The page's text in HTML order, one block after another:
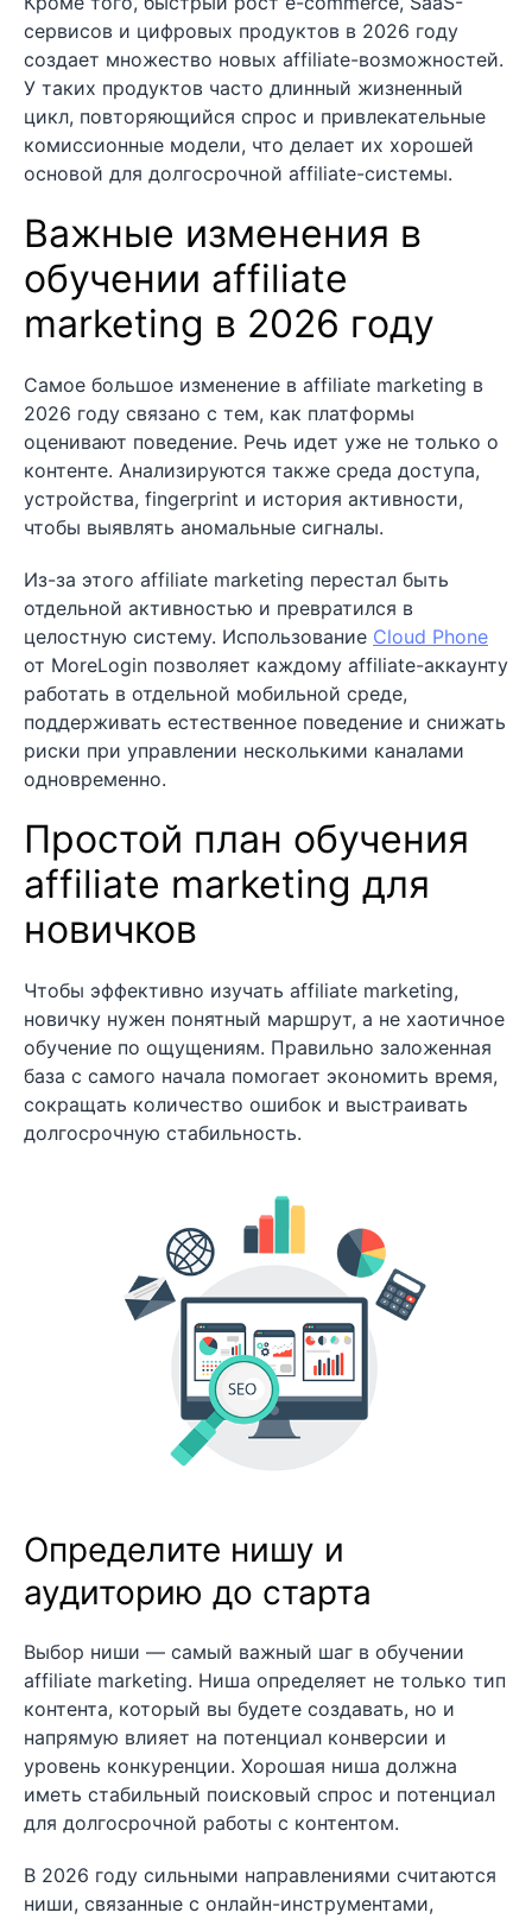
сервисов и цифровых продуктов в 2026 году
создает множество новых affiliate-возможностей.
У таких продуктов часто длинный жизненный
цикл, повторяющийся спрос и привлекательные
комиссионные модели, что делает их хорошей
основой для долгосрочной affiliate-системы.
Важные изменения в
обучении affiliate
marketing в 2026 году
Самое большое изменение в affiliate marketing в
2026 году связано с тем, как платформы
оценивают поведение. Речь идет уже не только о
контенте. Анализируются также среда доступа,
устройства, fingerprint и история активности,
чтобы выявлять аномальные сигналы.
Из-за этого affiliate marketing перестал быть
отдельной активностью и превратился в
целостную систему. Использование Cloud Phone
от MoreLogin позволяет каждому affiliate-аккаунту
работать в отдельной мобильной среде,
поддерживать естественное поведение и снижать
риски при управлении несколькими каналами
одновременно.
Простой план обучения
affiliate marketing для
новичков
Чтобы эффективно изучать affiliate marketing,
новичку нужен понятный маршрут, а не хаотичное
обучение по ощущениям. Правильно заложенная
база с самого начала помогает экономить время,
сокращать количество ошибок и выстраивать
долгосрочную стабильность.
Определите нишу и
аудиторию до старта
Выбор ниши — самый важный шаг в обучении
affiliate marketing. Ниша определяет не только тип
контента, который вы будете создавать, но и
напрямую влияет на потенциал конверсии и
уровень конкуренции. Хорошая ниша должна
иметь стабильный поисковый спрос и потенциал
для долгосрочной работы с контентом.
В 2026 году сильными направлениями считаются
ниши, связанные с онлайн-инструментами,